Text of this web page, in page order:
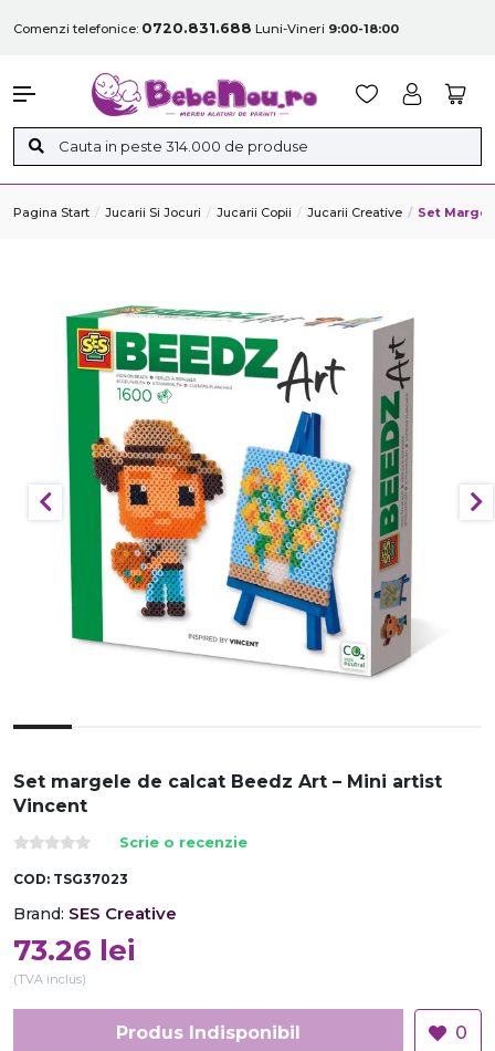
Comenzi telefonice: 0720.831.688 Luni-Vineri 9:00-18:00
Pagina Start Jucarii Si Jocuri Jucarii Copii Jucarii Creative Set
Set margele de calcat Beedz Art – Mini artist
Vincent
Scrie o recenzie
COD: TSG37023
Brand: SES Creative
73.26 lei
(TVA inclus)
Produs Indisponibil 0